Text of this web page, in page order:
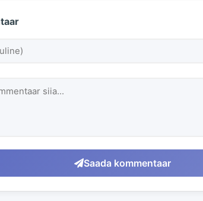
Saada kommentaar